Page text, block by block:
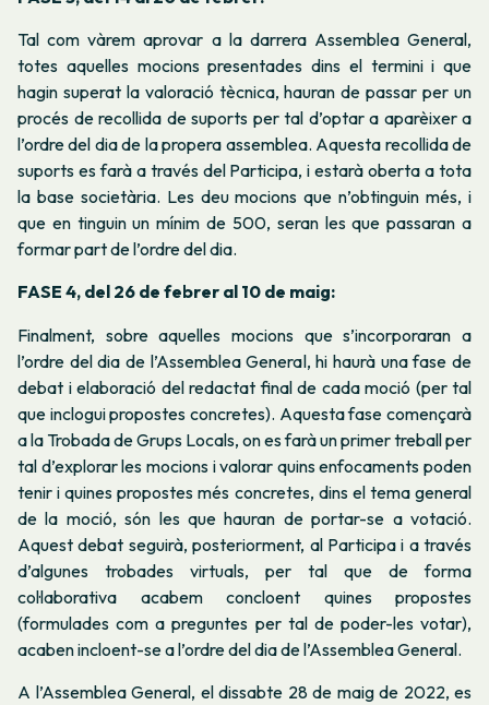
Tal com vàrem aprovar a la darrera Assemblea General,
totes aquelles mocions presentades dins el termini i que
hagin superat la valoració tècnica, hauran de passar per un
procés de recollida de suports per tal d’optar a aparèixer a
l’ordre del dia de la propera assemblea. Aquesta recollida de
suports es farà a través del Participa, i estarà oberta a tota
la base societària. Les deu mocions que n’obtinguin més, i
que en tinguin un mínim de 500, seran les que passaran a
formar part de l’ordre del dia.
FASE 4, del 26 de febrer al 10 de maig:
Finalment, sobre aquelles mocions que s’incorporaran a
l’ordre del dia de l’Assemblea General, hi haurà una fase de
debat i elaboració del redactat final de cada moció (per tal
que inclogui propostes concretes). Aquesta fase començarà
a la Trobada de Grups Locals, on es farà un primer treball per
tal d’explorar les mocions i valorar quins enfocaments poden
tenir i quines propostes més concretes, dins el tema general
de la moció, són les que hauran de portar-se a votació.
Aquest debat seguirà, posteriorment, al Participa i a través
d’algunes trobades virtuals, per tal que de forma
col·laborativa acabem concloent quines propostes
(formulades com a preguntes per tal de poder-les votar),
acaben incloent-se a l’ordre del dia de l’Assemblea General.
A l’Assemblea General, el dissabte 28 de maig de 2022, es